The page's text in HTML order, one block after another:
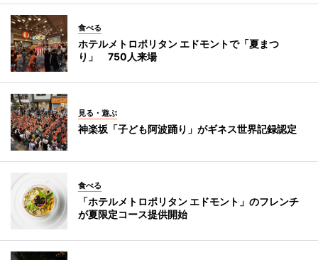
食べる
ホテルメトロポリタン エドモントで「夏まつ
り」 750人来場
見る・遊ぶ
神楽坂「子ども阿波踊り」がギネス世界記録認定
食べる
「ホテルメトロポリタン エドモント」のフレンチ
が夏限定コース提供開始